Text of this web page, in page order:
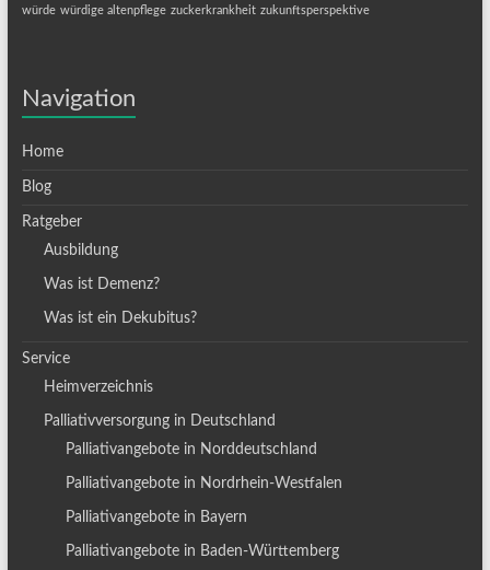
würde würdige altenpflege zuckerkrankheit zukunftsperspektive
Navigation
Home
Blog
Ratgeber
Ausbildung
Was ist Demenz?
Was ist ein Dekubitus?
Service
Heimverzeichnis
Palliativversorgung in Deutschland
Palliativangebote in Norddeutschland
Palliativangebote in Nordrhein-Westfalen
Palliativangebote in Bayern
Palliativangebote in Baden-Württemberg